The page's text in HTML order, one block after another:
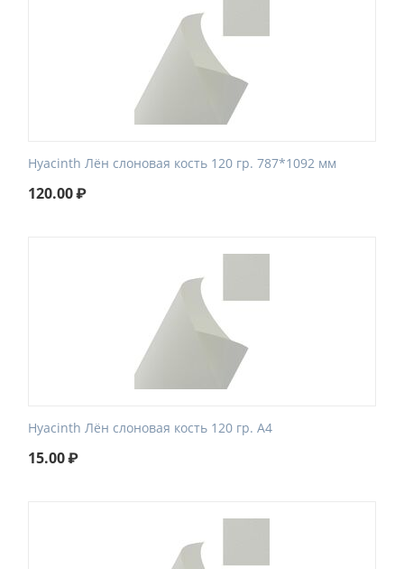
Hyacinth Лён слоновая кость 120 гр. 787*1092 мм
120.00₽
Hyacinth Лён слоновая кость 120 гр. A4
15.00₽